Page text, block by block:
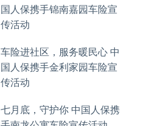
国人保携手锦南嘉园车险宣
传活动
车险进社区，服务暖民心 中
国人保携手金利家园车险宣
传活动
七月底，守护你 中国人保携